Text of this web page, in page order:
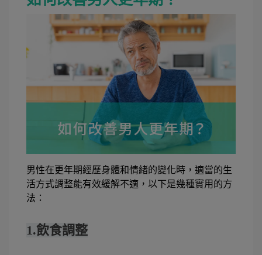
男性在更年期經歷身體和情緒的變化時，適當的生
活方式調整能有效緩解不適，以下是幾種實用的方
法：
1.飲食調整